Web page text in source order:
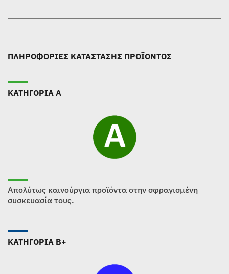
ΠΛΗΡΟΦΟΡΙΕΣ ΚΑΤΑΣΤΑΣΗΣ ΠΡΟΪΟΝΤΟΣ
ΚΑΤΗΓΟΡΙΑ Α
Απολύτως καινούργια προϊόντα στην σφραγισμένη
συσκευασία τους.
ΚΑΤΗΓΟΡΙΑ B+